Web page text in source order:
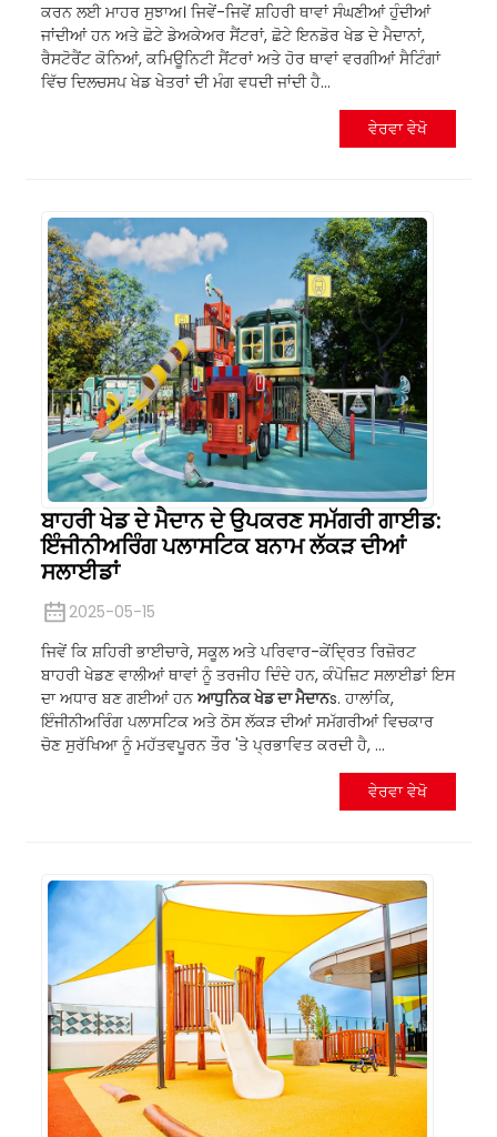
ਕਰਨ ਲਈ ਮਾਹਰ ਸੁਝਾਅ। ਜਿਵੇਂ-ਜਿਵੇਂ ਸ਼ਹਿਰੀ ਥਾਵਾਂ ਸੰਘਣੀਆਂ ਹੁੰਦੀਆਂ
ਜਾਂਦੀਆਂ ਹਨ ਅਤੇ ਛੋਟੇ ਡੇਅਕੇਅਰ ਸੈਂਟਰਾਂ, ਛੋਟੇ ਇਨਡੋਰ ਖੇਡ ਦੇ ਮੈਦਾਨਾਂ,
ਰੈਸਟੋਰੈਂਟ ਕੋਨਿਆਂ, ਕਮਿਊਨਿਟੀ ਸੈਂਟਰਾਂ ਅਤੇ ਹੋਰ ਥਾਵਾਂ ਵਰਗੀਆਂ ਸੈਟਿੰਗਾਂ
ਵਿੱਚ ਦਿਲਚਸਪ ਖੇਡ ਖੇਤਰਾਂ ਦੀ ਮੰਗ ਵਧਦੀ ਜਾਂਦੀ ਹੈ...
ਵੇਰਵਾ ਵੇਖੋ
ਬਾਹਰੀ ਖੇਡ ਦੇ ਮੈਦਾਨ ਦੇ ਉਪਕਰਣ ਸਮੱਗਰੀ ਗਾਈਡ:
ਇੰਜੀਨੀਅਰਿੰਗ ਪਲਾਸਟਿਕ ਬਨਾਮ ਲੱਕੜ ਦੀਆਂ
ਸਲਾਈਡਾਂ
2025-05-15
ਜਿਵੇਂ ਕਿ ਸ਼ਹਿਰੀ ਭਾਈਚਾਰੇ, ਸਕੂਲ ਅਤੇ ਪਰਿਵਾਰ-ਕੇਂਦ੍ਰਿਤ ਰਿਜ਼ੋਰਟ
ਬਾਹਰੀ ਖੇਡਣ ਵਾਲੀਆਂ ਥਾਵਾਂ ਨੂੰ ਤਰਜੀਹ ਦਿੰਦੇ ਹਨ, ਕੰਪੋਜ਼ਿਟ ਸਲਾਈਡਾਂ ਇਸ
ਦਾ ਅਧਾਰ ਬਣ ਗਈਆਂ ਹਨ ਆਧੁਨਿਕ ਖੇਡ ਦਾ ਮੈਦਾਨs. ਹਾਲਾਂਕਿ,
ਇੰਜੀਨੀਅਰਿੰਗ ਪਲਾਸਟਿਕ ਅਤੇ ਠੋਸ ਲੱਕੜ ਦੀਆਂ ਸਮੱਗਰੀਆਂ ਵਿਚਕਾਰ
ਚੋਣ ਸੁਰੱਖਿਆ ਨੂੰ ਮਹੱਤਵਪੂਰਨ ਤੌਰ 'ਤੇ ਪ੍ਰਭਾਵਿਤ ਕਰਦੀ ਹੈ, ...
ਵੇਰਵਾ ਵੇਖੋ